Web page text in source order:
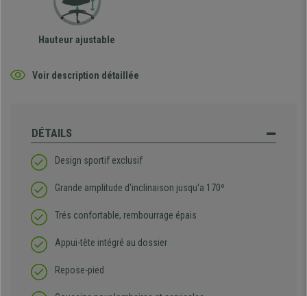
Hauteur ajustable
Voir description détaillée
DÉTAILS
Design sportif exclusif
Grande amplitude d'inclinaison jusqu'a 170º
Trés confortable, rembourrage épais
Appui-tête intégré au dossier
Repose-pied